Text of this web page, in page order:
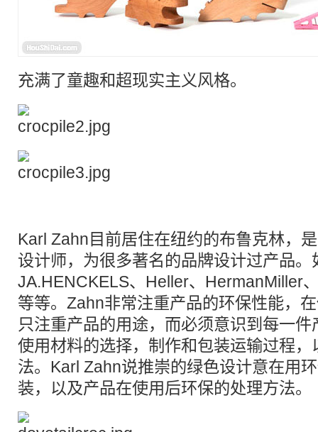
充满了童趣和超现实主义风格。
Karl Zahn目前居住在纽约的布鲁克林，
设计师，为很多著名的品牌设计过产品。
JA.HENCKELS、Heller、
等等。Zahn非常注重产品的环保性能，
只注重产品的用途，而必须意识到每一
使用材料的选择，制作和包装运输过程
法。Karl Zahn说推崇的绿色设计意在用
装，以及产品在使用后环保的处理方法。